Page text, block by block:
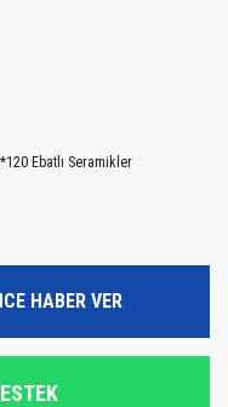
Ebatlı Seramikler
HABER VER